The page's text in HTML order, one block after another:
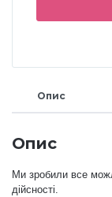
Фольга для
Опис
Опис
Ми зробили все
дійсності.